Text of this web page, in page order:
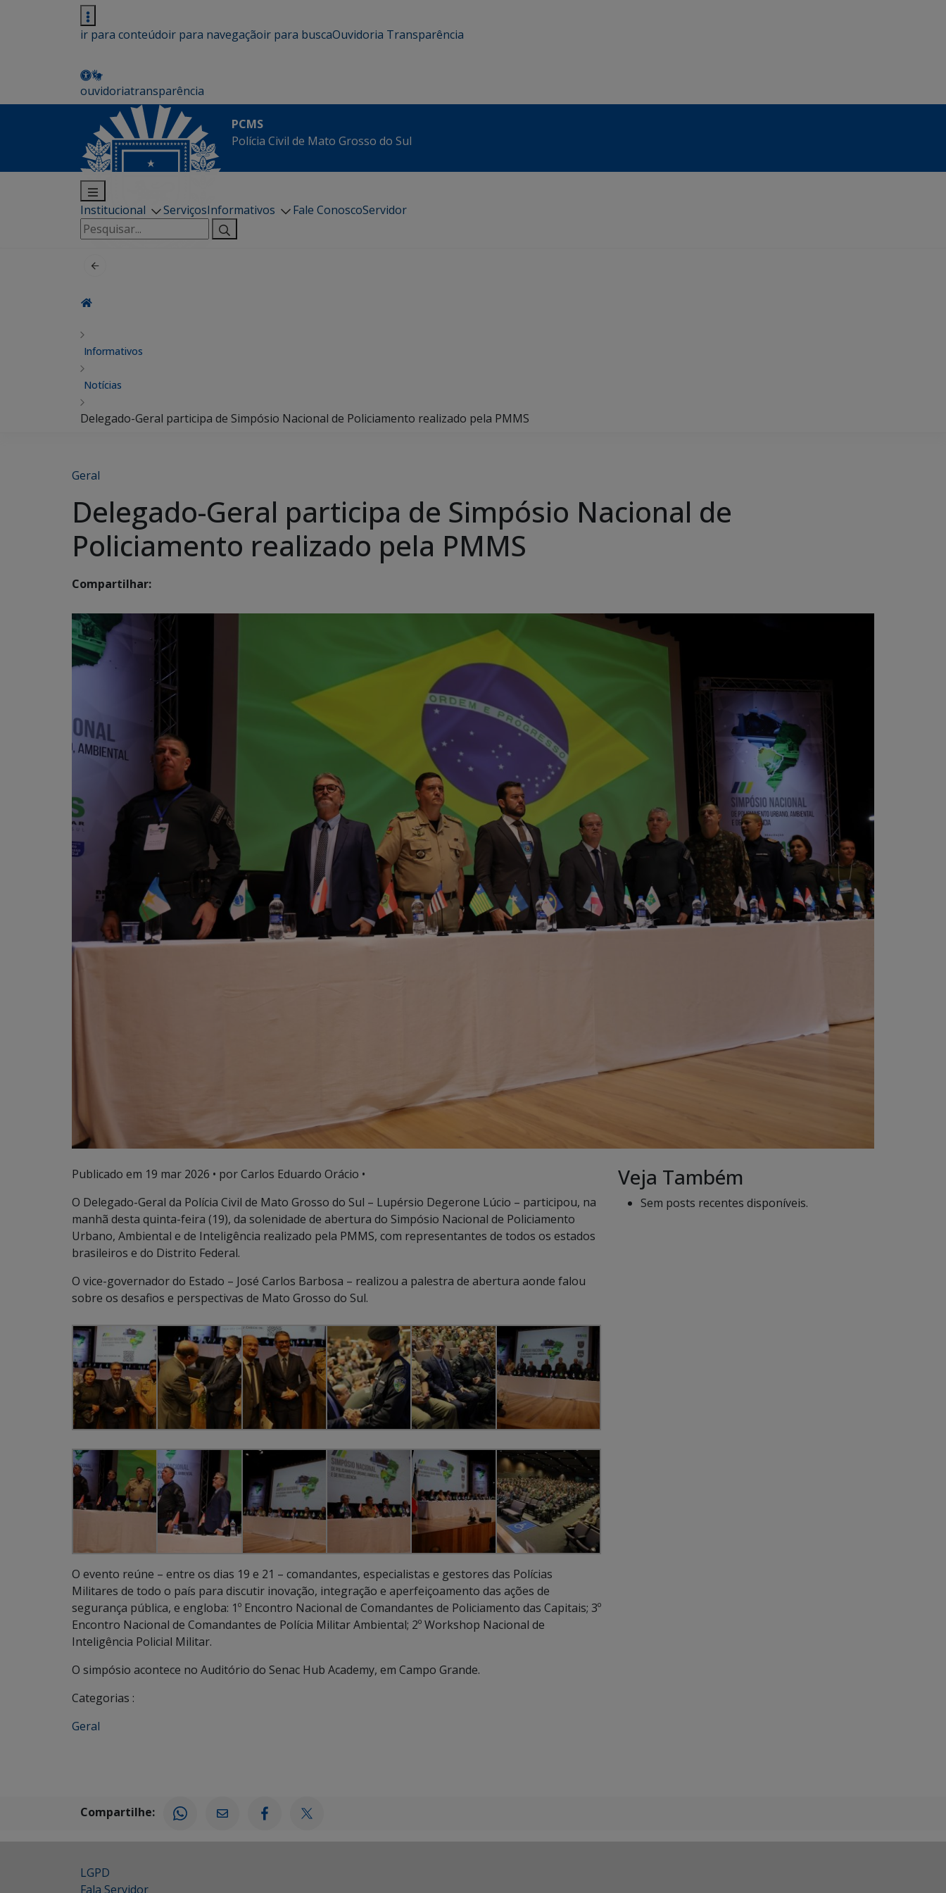
ir para conteúdoir para navegaçãoir para buscaOuvidoria Transparência
ouvidoriatransparência
PCMS
Polícia Civil de Mato Grosso do Sul
Institucional ServiçosInformativos Fale ConoscoServidor
Pesquisar
por:
Informativos
Notícias
Delegado-Geral participa de Simpósio Nacional de Policiamento realizado pela PMMS
Geral
Delegado-Geral participa de Simpósio Nacional de
Policiamento realizado pela PMMS
Compartilhar:
Publicado em 19 mar 2026 • por Carlos Eduardo Orácio •
O Delegado-Geral da Polícia Civil de Mato Grosso do Sul – Lupérsio Degerone Lúcio – participou, na
manhã desta quinta-feira (19), da solenidade de abertura do Simpósio Nacional de Policiamento
Urbano, Ambiental e de Inteligência realizado pela PMMS, com representantes de todos os estados
brasileiros e do Distrito Federal.
O vice-governador do Estado – José Carlos Barbosa – realizou a palestra de abertura aonde falou
sobre os desafios e perspectivas de Mato Grosso do Sul.
O evento reúne – entre os dias 19 e 21 – comandantes, especialistas e gestores das Polícias
Militares de todo o país para discutir inovação, integração e aperfeiçoamento das ações de
segurança pública, e engloba: 1º Encontro Nacional de Comandantes de Policiamento das Capitais; 3º
Encontro Nacional de Comandantes de Polícia Militar Ambiental; 2º Workshop Nacional de
Inteligência Policial Militar.
O simpósio acontece no Auditório do Senac Hub Academy, em Campo Grande.
Categorias :
Geral
Veja Também
Sem posts recentes disponíveis.
Compartilhe:
LGPD
Fala Servidor